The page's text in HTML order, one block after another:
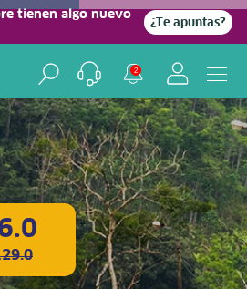
tienen algo nuevo
¿Te apuntas?
2